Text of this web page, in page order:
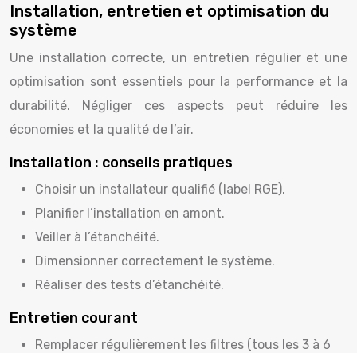
Installation, entretien et optimisation du
système
Une installation correcte, un entretien régulier et une
optimisation sont essentiels pour la performance et la
durabilité. Négliger ces aspects peut réduire les
économies et la qualité de l’air.
Installation : conseils pratiques
Choisir un installateur qualifié (label RGE).
Planifier l’installation en amont.
Veiller à l’étanchéité.
Dimensionner correctement le système.
Réaliser des tests d’étanchéité.
Entretien courant
Remplacer régulièrement les filtres (tous les 3 à 6